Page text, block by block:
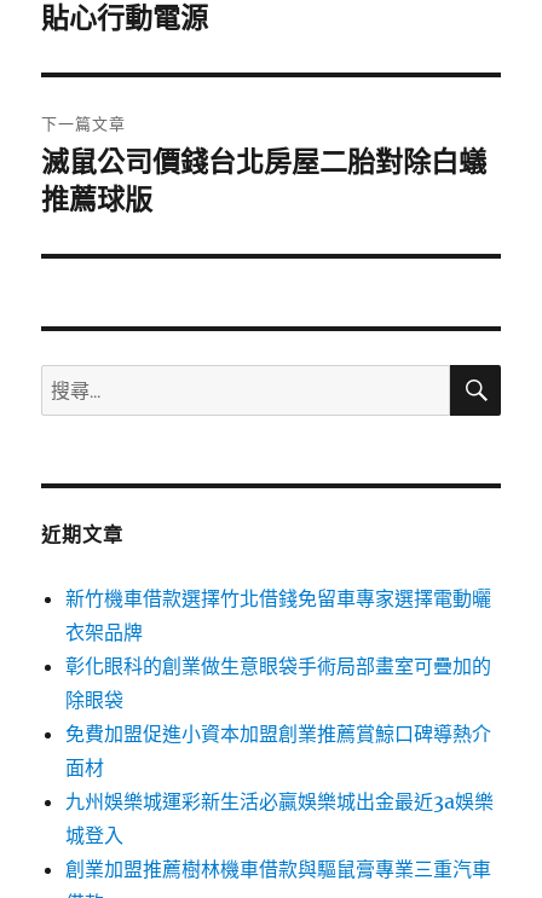
導
覽
一
文
章:
貼心行動電源
下一篇文章
下
一
文
滅鼠公司價錢台北房屋二胎對除白蟻
推薦球版
搜
尋
鍵
搜
近期文章
新竹機車借款選擇竹北借錢免留車專家選擇電動曬
衣架品牌
彰化眼科的創業做生意眼袋手術局部畫室可疊加的
除眼袋
免費加盟促進小資本加盟創業推薦賞鯨口碑導熱介
面材
九州娛樂城運彩新生活必贏娛樂城出金最近3a娛樂
城登入
創業加盟推薦樹林機車借款與驅鼠膏專業三重汽車